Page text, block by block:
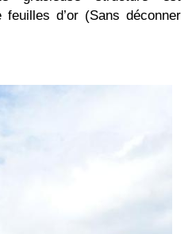
d’or (Sans déconner